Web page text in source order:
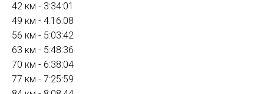
42 км - 3:34:01
49 км - 4:16:08
56 км - 5:03:42
63 км - 5:48:36
70 км - 6:38:04
77 км - 7:25:59